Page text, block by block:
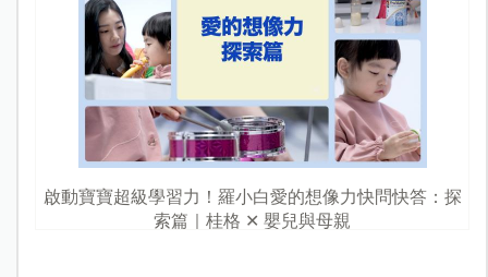
啟動寶寶超級學習力！羅小白愛的想像力快問快答：探
索篇｜桂格 ✕ 嬰兒與母親